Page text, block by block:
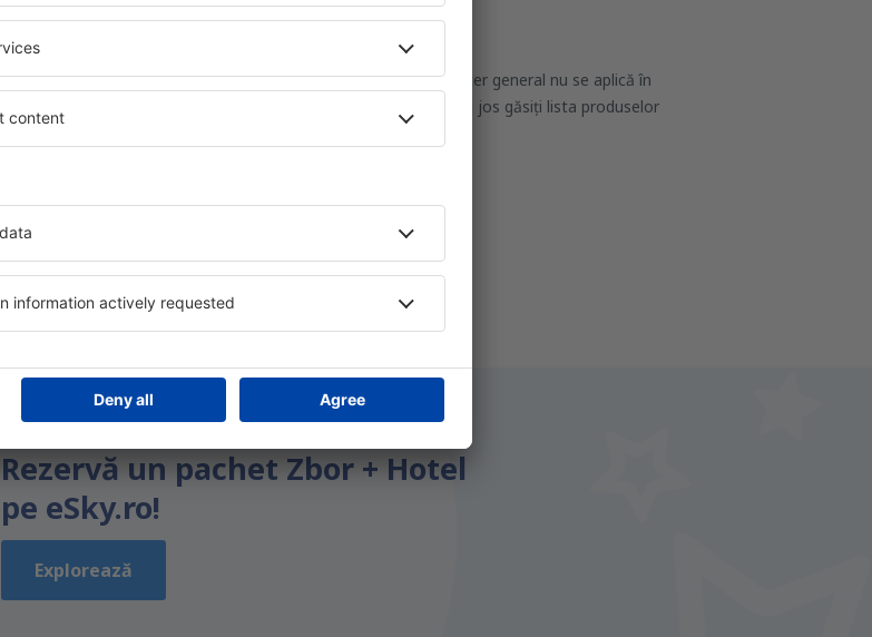
România
Atenţie! Aceste informaţii cu caracter general nu se aplică în
întregime transportului aerian. Mai jos găsiţi lista produselor
1 2 Următoarea pagină
Economiseşte timp și bani.
Rezervă un pachet Zbor + Hotel
pe eSky.ro!
Explorează